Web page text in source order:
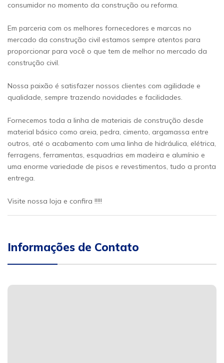
consumidor no momento da construção ou reforma.
Em parceria com os melhores fornecedores e marcas no
mercado da construção civil estamos sempre atentos para
proporcionar para você o que tem de melhor no mercado da
construção civil.
Nossa paixão é satisfazer nossos clientes com agilidade e
qualidade, sempre trazendo novidades e facilidades.
Fornecemos toda a linha de materiais de construção desde
material básico como areia, pedra, cimento, argamassa entre
outros, até o acabamento com uma linha de hidráulica, elétrica,
ferragens, ferramentas, esquadrias em madeira e alumínio e
uma enorme variedade de pisos e revestimentos, tudo a pronta
entrega.
Visite nossa loja e confira !!!!!
Informações de Contato